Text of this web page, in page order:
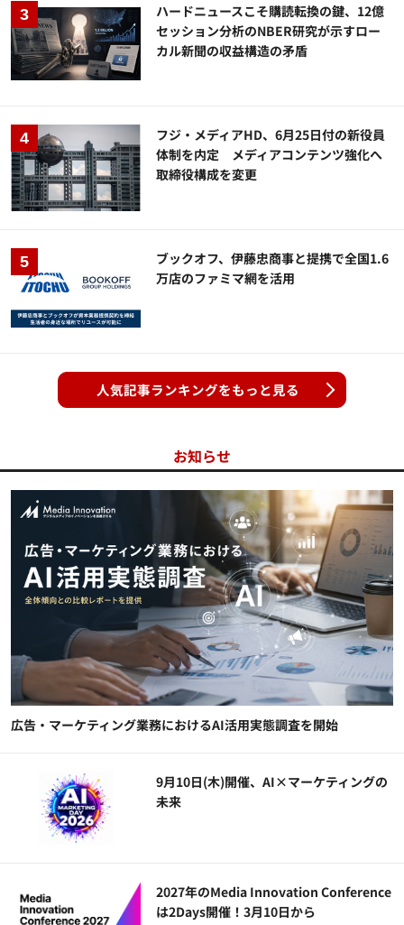
ハードニュースこそ購読転換の鍵、12億
セッション分析のNBER研究が示すロー
カル新聞の収益構造の矛盾
フジ・メディアHD、6月25日付の新役員
体制を内定 メディアコンテンツ強化へ
取締役構成を変更
ブックオフ、伊藤忠商事と提携で全国1.6
万店のファミマ網を活用
人気記事ランキングをもっと見る
お知らせ
広告・マーケティング業務におけるAI活用実態調査を開始
9月10日(木)開催、AI×マーケティングの
未来
2027年のMedia Innovation Conference
は2Days開催！3月10日から